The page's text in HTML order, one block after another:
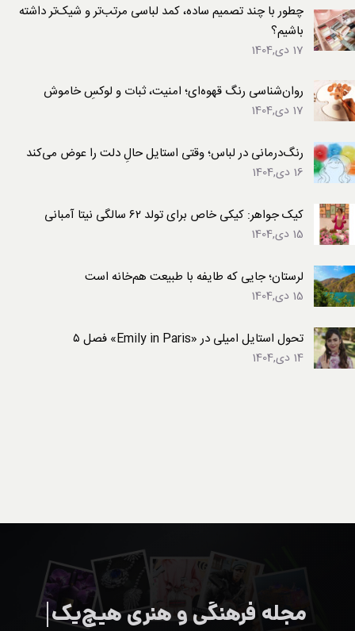
چطور با چند تصمیم ساده، کمد لباسی مرتب‌تر و شیک‌تر داشته
باشیم؟
17 دی,1404
روان‌شناسی رنگ قهوه‌ای؛ امنیت، ثبات و لوکسِ خاموش
17 دی,1404
رنگ‌درمانی در لباس؛ وقتی استایل حالِ دلت را عوض می‌کند
16 دی,1404
کیک جواهر: کیکی خاص برای تولد ۶۲ سالگی نیتا آمبانی
15 دی,1404
لرستان؛ جایی که طایفه با طبیعت هم‌خانه است
15 دی,1404
تحول استایل امیلی در «Emily in Paris» فصل ۵
14 دی,1404